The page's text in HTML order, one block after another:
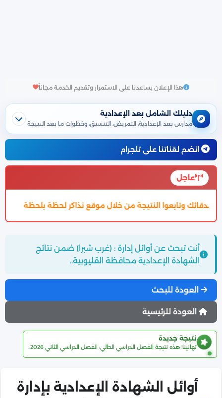
هذا الإعلان يساعدنا على الاستمرار وتقديم الخدمة مجاناً
دليلك الشامل بعد الإعدادية
مدارس بعد الإعدادية، التمريض، التنسيق، وخطوات ما بعد النتيجة
انضم لقناتنا على تلجرام
عاجل
خلال موقع نذاكر لحظة بلحظة تم اعتماد تنسيق الالتحاق
أنت تبحث عن أوائل إدارة : (غرب شبرا) ضمن نتائج
الشهادة الإعدادية محافظة القليوبية..
العودة للبحث
العودة للرئيسية
نتيجة جديدة
تهانينا! هذه نتيجة الفصل الدراسي الحالي: الفصل الدراسي الثاني 2026..
أوائل الشهادة الإعدادية بإدارة